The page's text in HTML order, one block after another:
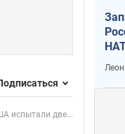
испытали две...